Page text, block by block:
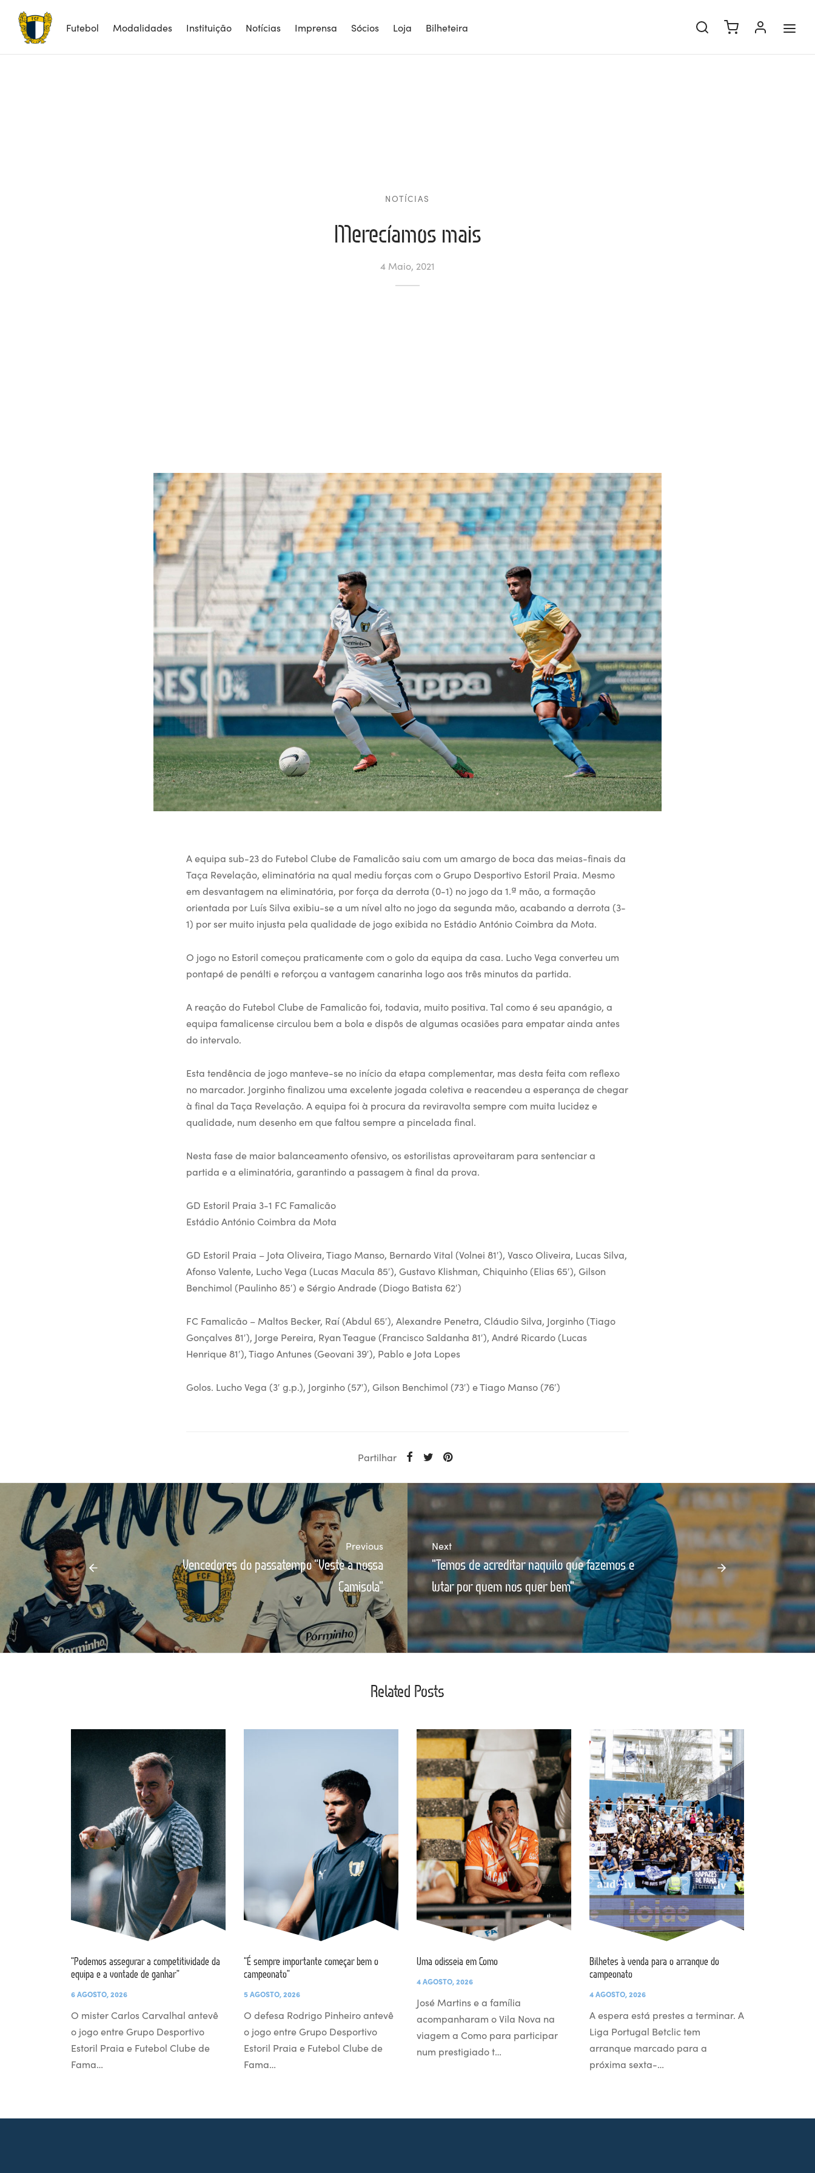
Futebol Modalidades Instituição Notícias Imprensa Sócios Loja Bilheteira
NOTÍCIAS
Merecíamos mais
4 Maio, 2021
A equipa sub-23 do Futebol Clube de Famalicão saiu com um amargo de boca das meias-finais da
Taça Revelação, eliminatória na qual mediu forças com o Grupo Desportivo Estoril Praia. Mesmo
em desvantagem na eliminatória, por força da derrota (0-1) no jogo da 1.ª mão, a formação
orientada por Luís Silva exibiu-se a um nível alto no jogo da segunda mão, acabando a derrota (3-
1) por ser muito injusta pela qualidade de jogo exibida no Estádio António Coimbra da Mota.
O jogo no Estoril começou praticamente com o golo da equipa da casa. Lucho Vega converteu um
pontapé de penálti e reforçou a vantagem canarinha logo aos três minutos da partida.
A reação do Futebol Clube de Famalicão foi, todavia, muito positiva. Tal como é seu apanágio, a
equipa famalicense circulou bem a bola e dispôs de algumas ocasiões para empatar ainda antes
do intervalo.
Esta tendência de jogo manteve-se no início da etapa complementar, mas desta feita com reflexo
no marcador. Jorginho finalizou uma excelente jogada coletiva e reacendeu a esperança de chegar
à final da Taça Revelação. A equipa foi à procura da reviravolta sempre com muita lucidez e
qualidade, num desenho em que faltou sempre a pincelada final.
Nesta fase de maior balanceamento ofensivo, os estorilistas aproveitaram para sentenciar a
partida e a eliminatória, garantindo a passagem à final da prova.
GD Estoril Praia 3-1 FC Famalicão
Estádio António Coimbra da Mota
GD Estoril Praia – Jota Oliveira, Tiago Manso, Bernardo Vital (Volnei 81′), Vasco Oliveira, Lucas Silva,
Afonso Valente, Lucho Vega (Lucas Macula 85′), Gustavo Klishman, Chiquinho (Elias 65′), Gilson
Benchimol (Paulinho 85′) e Sérgio Andrade (Diogo Batista 62′)
FC Famalicão – Maltos Becker, Raí (Abdul 65′), Alexandre Penetra, Cláudio Silva, Jorginho (Tiago
Gonçalves 81′), Jorge Pereira, Ryan Teague (Francisco Saldanha 81′), André Ricardo (Lucas
Henrique 81′), Tiago Antunes (Geovani 39′), Pablo e Jota Lopes
Golos. Lucho Vega (3′ g.p.), Jorginho (57′), Gilson Benchimol (73′) e Tiago Manso (76′)
Partilhar
Previous
Vencedores do passatempo "Veste a nossa
Camisola"
Next
"Temos de acreditar naquilo que fazemos e
lutar por quem nos quer bem"
Related Posts
“Podemos assegurar a competitividade da
equipa e a vontade de ganhar”
6 AGOSTO, 2026
O mister Carlos Carvalhal antevê
o jogo entre Grupo Desportivo
Estoril Praia e Futebol Clube de
Fama…
“É sempre importante começar bem o
campeonato”
5 AGOSTO, 2026
O defesa Rodrigo Pinheiro antevê
o jogo entre Grupo Desportivo
Estoril Praia e Futebol Clube de
Fama…
Uma odisseia em Como
4 AGOSTO, 2026
José Martins e a família
acompanharam o Vila Nova na
viagem a Como para participar
num prestigiado t…
Bilhetes à venda para o arranque do
campeonato
4 AGOSTO, 2026
A espera está prestes a terminar. A
Liga Portugal Betclic tem
arranque marcado para a
próxima sexta-…